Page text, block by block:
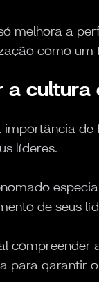
melhora a
como um
cultura
importância
líderes.
de seus
compreender
para garantir